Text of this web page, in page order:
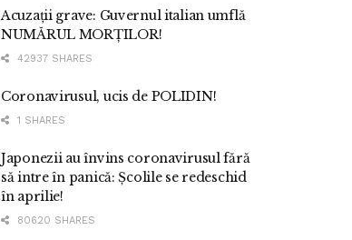
Acuzații grave: Guvernul italian umflă
NUMĂRUL MORȚILOR!
42937 SHARES
Coronavirusul, ucis de POLIDIN!
1 SHARES
Japonezii au învins coronavirusul fără
să intre în panică: Școlile se redeschid
în aprilie!
80620 SHARES